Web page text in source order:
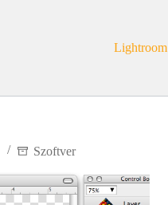
Lightroom
Szoftver